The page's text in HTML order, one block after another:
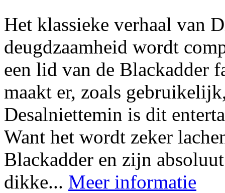
Het klassieke verhaal van
deugdzaamheid wordt
een lid van de Blackadder
maakt er, zoals
Desalniettemin is dit
Want het wordt zeker
Blackadder en zijn
dikke... Meer informatie